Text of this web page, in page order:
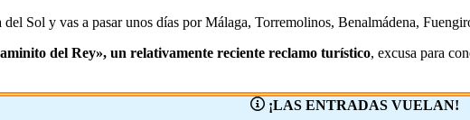
del Sol y vas a pasar unos días por Málaga, Torremolinos, Benalmádena,
del Rey», un relativamente reciente reclamo turístico, excusa para
¡LAS ENTRADAS VUELAN!